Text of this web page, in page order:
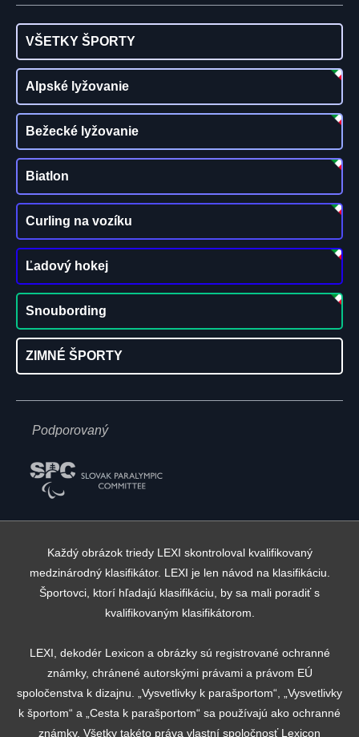
VŠETKY ŠPORTY
Alpské lyžovanie
Bežecké lyžovanie
Biatlon
Curling na vozíku
Ľadový hokej
Snoubording
ZIMNÉ ŠPORTY
Podporovaný
Každý obrázok triedy LEXI skontroloval kvalifikovaný
medzinárodný klasifikátor. LEXI je len návod na klasifikáciu.
Športovci, ktorí hľadajú klasifikáciu, by sa mali poradiť s
kvalifikovaným klasifikátorom.
LEXI, dekodér Lexicon a obrázky sú registrované ochranné
známky, chránené autorskými právami a právom EÚ
spoločenstva k dizajnu. „Vysvetlivky k parašportom“, „Vysvetlivky
k športom“ a „Cesta k parašportom“ sa používajú ako ochranné
známky. Všetky takéto práva vlastní spoločnosť Lexicon